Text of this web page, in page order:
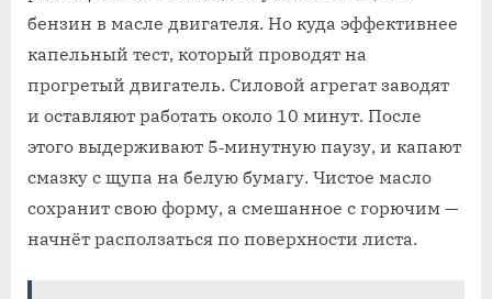
бензин в масле двигателя. Но куда эффективнее
капельный тест, который проводят на
прогретый двигатель. Силовой агрегат заводят
и оставляют работать около 10 минут. После
этого выдерживают 5‐минутную паузу, и капают
смазку с щупа на белую бумагу. Чистое масло
сохранит свою форму, а смешанное с горючим —
начнёт расползаться по поверхности листа.